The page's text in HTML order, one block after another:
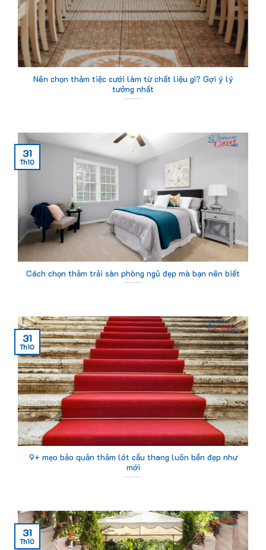
Nên chọn thảm tiệc cưới làm từ chất liệu gì? Gợi ý lý
tưởng nhất
Cách chọn thảm trải sàn phòng ngủ đẹp mà bạn nên biết
31
Th10
9+ mẹo bảo quản thảm lót cầu thang luôn bền đẹp như
mới
31
Th10
31
Th10